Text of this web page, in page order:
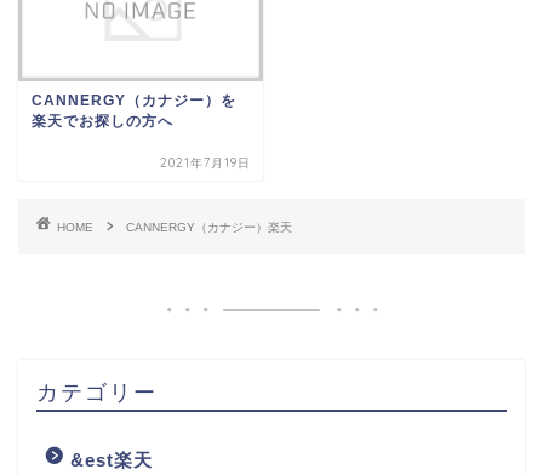
CANNERGY（カナジー）を
楽天でお探しの方へ
2021年7月19日
HOME CANNERGY（カナジー）楽天
カテゴリー
&est楽天